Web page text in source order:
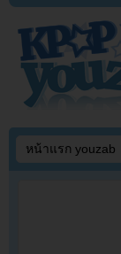
หน้าแรก youzab